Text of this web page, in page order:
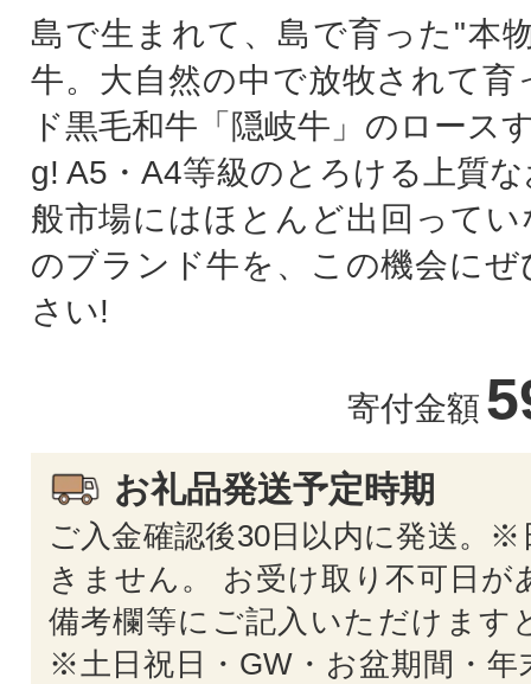
島で生まれて、島で育った"本
牛。大自然の中で放牧されて育
ド黒毛和牛「隠岐牛」のロース
g! A5・A4等級のとろける上質
般市場にはほとんど出回ってい
のブランド牛を、この機会にぜ
さい!
寄付金額
お礼品発送予定時期
ご入金確認後30日以内に発送。※
きません。 お受け取り不可日が
備考欄等にご記入いただけます
※土日祝日・GW・お盆期間・年